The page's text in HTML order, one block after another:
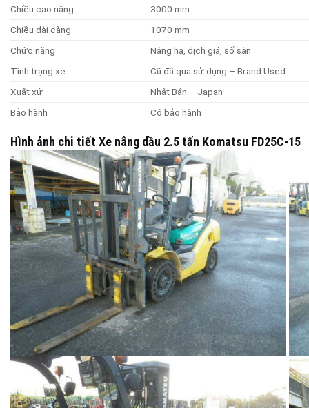
Chiều cao nâng
3000 mm
Chiều dài càng
1070 mm
Chức năng
Nâng hạ, dịch giá, số sàn
Tình trạng xe
Cũ đã qua sử dụng – Brand Used
Xuất xứ
Nhật Bản – Japan
Bảo hành
Có bảo hành
Hình ảnh chi tiết Xe nâng dầu 2.5 tấn Komatsu FD25C-15